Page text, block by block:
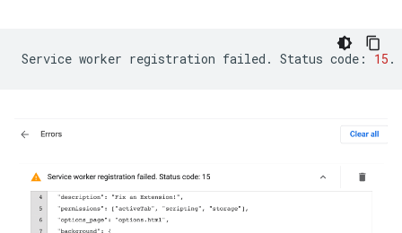
Service worker registration failed. Status code: 15